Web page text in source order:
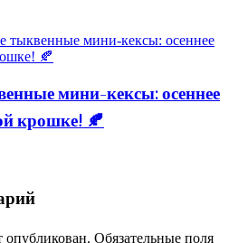
мини-кексы: осеннее
крошке! 🍂
опубликован. Обязательные поля